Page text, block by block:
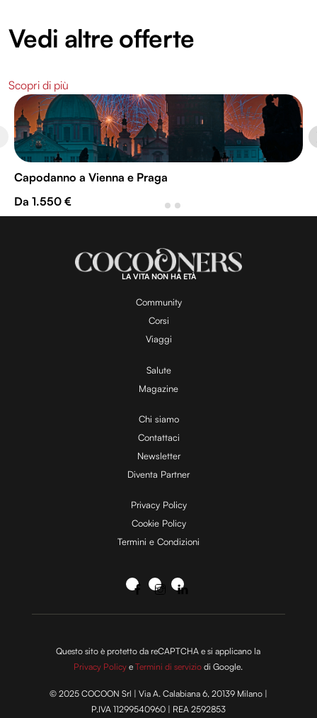
Vedi altre offerte
Scopri di più
Capodanno a Vienna e Praga
Da 1.550 €
LA VITA NON HA ETÀ
Community
Corsi
Viaggi
Salute
Magazine
Chi siamo
Contattaci
Newsletter
Diventa Partner
Privacy Policy
Cookie Policy
Termini e Condizioni
Questo sito è protetto da reCAPTCHA e si applicano la
Privacy Policy eTermini di servizio di Google.
© 2025 COCOON Srl | Via A. Calabiana 6, 20139 Milano |
P.IVA 11299540960 | REA 2592853